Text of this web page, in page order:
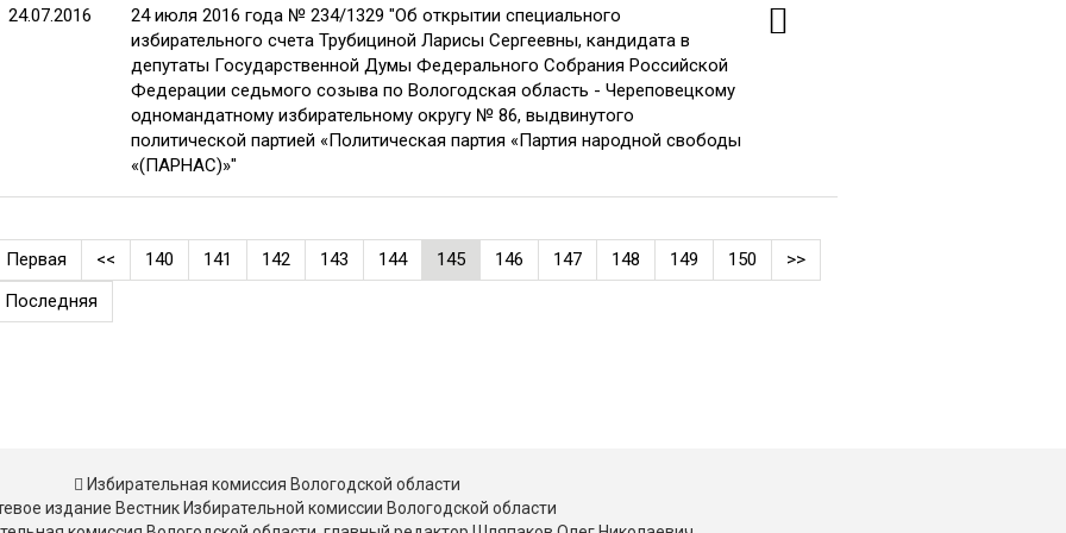
24.07.2016
24 июля 2016 года № 234/1329 "Об открытии специального
избирательного счета Трубициной Ларисы Сергеевны, кандидата в
депутаты Государственной Думы Федерального Собрания Российской
Федерации седьмого созыва по Вологодская область - Череповецкому
одномандатному избирательному округу № 86, выдвинутого
политической партией «Политическая партия «Партия народной свободы
«(ПАРНАС)»"
Первая << 140 141 142 143 144 145 146 147 148 149 150
>>
Последняя
Избирательная комиссия Вологодской области
издание Вестник Избирательной комиссии Вологодской области